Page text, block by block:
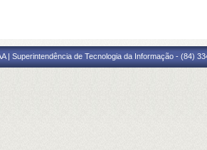
| Superintendência de Tecnologia da Informação - (84)